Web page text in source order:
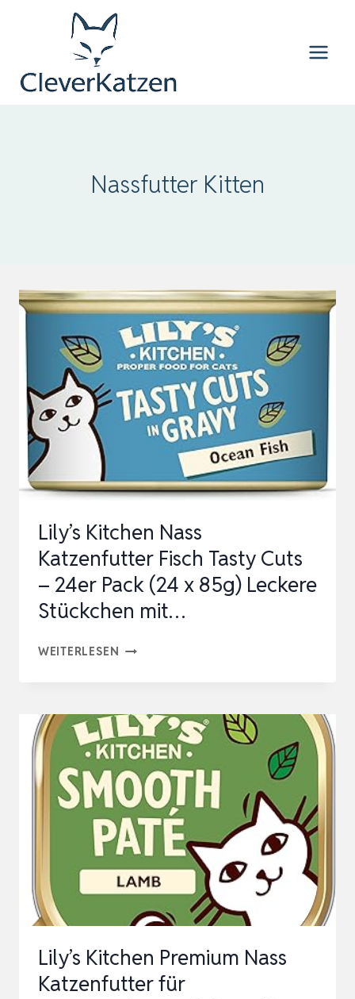
Nassfutter Kitten
Lily’s Kitchen Nass
Katzenfutter Fisch Tasty Cuts
– 24er Pack (24 x 85g) Leckere
Stückchen mit…
WEITERLESEN LILY’S
KATZENFUTTER
FISCH
TASTY
CUTS
–
24ER
(24
LECKERE
STÜCKCHEN
Lily’s Kitchen Premium Nass
Katzenfutter für